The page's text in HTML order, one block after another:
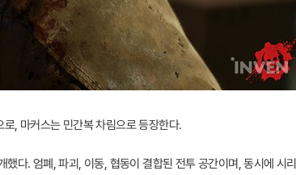
, 마커스는 민간복 차림으로 등장한다.
다. 엄폐, 파괴, 이동, 협동이 결합된 전투 공간이며, 동시에 시리